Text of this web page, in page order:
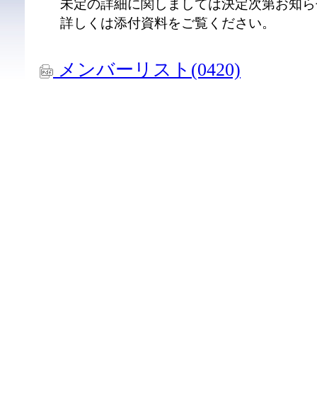
未定の詳細に関しましては決定次第お知
詳しくは添付資料をご覧ください。
メンバーリスト(0420)